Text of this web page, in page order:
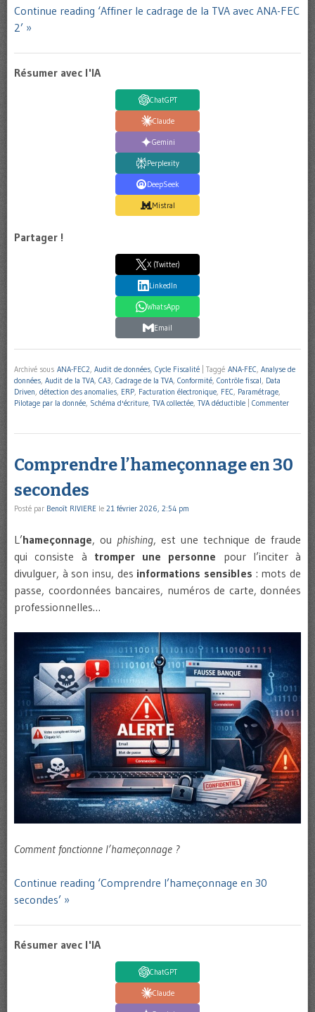
Continue reading ‘Affiner le cadrage de la TVA avec ANA-FEC
2’ »
Résumer avec l'IA
ChatGPT
Claude
Gemini
Perplexity
DeepSeek
Mistral
Partager !
X (Twitter)
LinkedIn
WhatsApp
Email
Archivé sous ANA-FEC2, Audit de données, Cycle Fiscalité Taggé ANA-FEC, Analyse de
données, Audit de la TVA, CA3, Cadrage de la TVA, Conformité, Contrôle fiscal, Data
Driven, détection des anomalies, ERP, Facturation électronique, FEC, Paramétrage,
Pilotage par la donnée, Schéma d'écriture, TVA collectée, TVA déductible Commenter
Comprendre l’hameçonnage en 30
secondes
Posté par Benoît RIVIERE le 21 février 2026, 2:54 pm
L’hameçonnage, ou phishing, est une technique de fraude
qui consiste à tromper une personne pour l’inciter à
divulguer, à son insu, des informations sensibles : mots de
passe, coordonnées bancaires, numéros de carte, données
professionnelles…
Comment fonctionne l’hameçonnage ?
Continue reading ‘Comprendre l’hameçonnage en 30
secondes’ »
Résumer avec l'IA
ChatGPT
Claude